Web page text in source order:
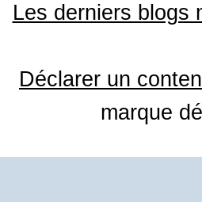
Les derniers blogs
Déclarer un
marque